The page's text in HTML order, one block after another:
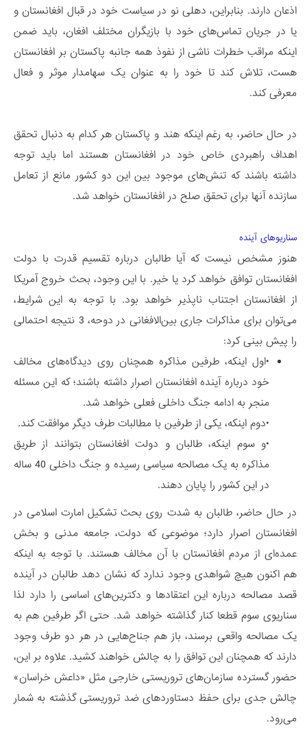
اذعان دارند. بنابراین، دهلی نو در سیاست خود در قبال افغانستان و
یا در جریان تماس‌های خود با بازیگران مختلف افغان، باید ضمن
اینکه مراقب خطرات ناشی از نفوذ همه جانبه پاکستان بر افغانستان
هست، تلاش کند تا خود را به عنوان یک سهامدار موثر و فعال
معرفی کند.
در حال حاضر، به رغم اینکه هند و پاکستان هر کدام به دنبال تحقق
اهداف راهبردی خاص خود در افغانستان هستند اما باید توجه
داشته باشند که تنش‌های موجود بین این دو کشور مانع از تعامل
سازنده آنها برای تحقق صلح در افغانستان خواهد شد.
سناریوهای آینده
هنوز مشخص نیست که آیا طالبان درباره تقسیم قدرت با دولت
افغانستان توافق خواهد کرد یا خیر. با این وجود، بحث خروج آمریکا
از افغانستان اجتناب ناپذیر خواهد بود. با توجه به این شرایط،
می‌توان برای مذاکرات جاری بین‌الافغانی در دوحه، 3 نتیجه احتمالی
را پیش بینی کرد:
•اول اینکه، طرفین مذاکره همچنان روی دیدگاه‌های مخالف
خود درباره آینده افغانستان اصرار داشته باشند؛ که این مسئله
منجر به ادامه جنگ داخلی فعلی خواهد شد.
•دوم اینکه، یکی از طرفین با مطالبات طرف دیگر موافقت کند.
•و سوم اینکه، طالبان و دولت افغانستان بتوانند از طریق
مذاکره به یک مصالحه سیاسی رسیده و جنگ داخلی 40 ساله
در این کشور را پایان دهند.
در حال حاضر، طالبان به شدت روی بحث تشکیل امارت اسلامی در
افغانستان اصرار دارد؛ موضوعی که دولت، جامعه مدنی و بخش
عمده‌ای از مردم افغانستان با آن مخالف هستند. با توجه به اینکه
هم اکنون هیچ شواهدی وجود ندارد که نشان دهد طالبان در آینده
قصد مصالحه درباره این اعتقادها و دکترین‌های اساسی را دارد لذا
سناریوی سوم قطعا کنار گذاشته خواهد شد. حتی اگر طرفین هم به
یک مصالحه واقعی برسند، باز هم جناح‌هایی در هر دو طرف وجود
دارند که همچنان این توافق را به چالش خواهند کشید. علاوه بر این،
حضور گسترده سازمان‌های تروریستی خارجی مثل «داعش خراسان»
چالش جدی برای حفظ دستاوردهای ضد تروریستی گذشته به شمار
می‌رود.